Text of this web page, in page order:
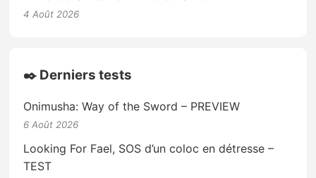
4 Août 2026
✒️ Derniers tests
Onimusha: Way of the Sword – PREVIEW
6 Août 2026
Looking For Fael, SOS d’un coloc en détresse –
TEST